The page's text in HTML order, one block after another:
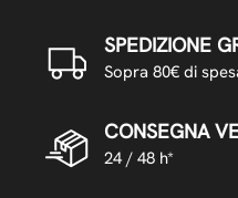
SPEDIZIONE
Sopra 80€ di
CONSEGNA
24 / 48 h*